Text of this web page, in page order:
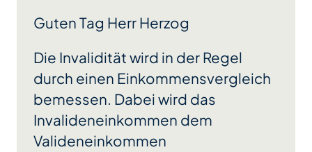
Guten Tag Herr Herzog
Die Invalidität wird in der Regel
durch einen Einkommensvergleich
bemessen. Dabei wird das
Invalideneinkommen dem
Valideneinkommen